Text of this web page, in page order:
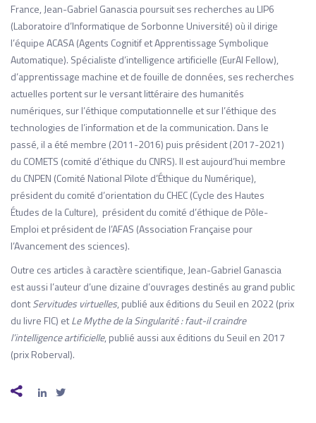
France, Jean-Gabriel Ganascia poursuit ses recherches au LIP6
(Laboratoire d’Informatique de Sorbonne Université) où il dirige
l’équipe ACASA (Agents Cognitif et Apprentissage Symbolique
Automatique). Spécialiste d’intelligence artificielle (EurAI Fellow),
d’apprentissage machine et de fouille de données, ses recherches
actuelles portent sur le versant littéraire des humanités
numériques, sur l’éthique computationnelle et sur l’éthique des
technologies de l’information et de la communication. Dans le
passé, il a été membre (2011-2016) puis président (2017-2021)
du COMETS (comité d’éthique du CNRS). Il est aujourd’hui membre
du CNPEN (Comité National Pilote d’Éthique du Numérique),
président du comité d’orientation du CHEC (Cycle des Hautes
Études de la Culture), président du comité d’éthique de Pôle-
Emploi et président de l’AFAS (Association Française pour
l’Avancement des sciences).
Outre ces articles à caractère scientifique, Jean-Gabriel Ganascia
est aussi l’auteur d’une dizaine d’ouvrages destinés au grand public
dontServitudes virtuelles, publié aux éditions du Seuil en 2022 (prix
du livre FIC) etLe Mythe de la Singularité : faut-il craindre
l’intelligence artificielle, publié aussi aux éditions du Seuil en 2017
(prix Roberval).